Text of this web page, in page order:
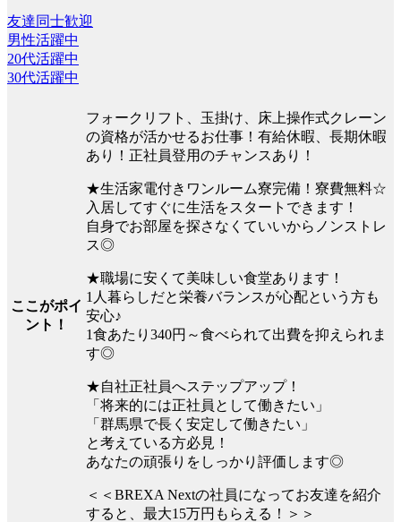
友達同士歓迎
男性活躍中
20代活躍中
30代活躍中
ここがポイ
ント！
フォークリフト、玉掛け、床上操作式クレーン
の資格が活かせるお仕事！有給休暇、長期休暇
あり！正社員登用のチャンスあり！
★生活家電付きワンルーム寮完備！寮費無料☆
入居してすぐに生活をスタートできます！
自身でお部屋を探さなくていいからノンストレ
ス◎
★職場に安くて美味しい食堂あります！
1人暮らしだと栄養バランスが心配という方も
安心♪
1食あたり340円～食べられて出費を抑えられま
す◎
★自社正社員へステップアップ！
「将来的には正社員として働きたい」
「群馬県で長く安定して働きたい」
と考えている方必見！
あなたの頑張りをしっかり評価します◎
＜＜BREXA Nextの社員になってお友達を紹介
すると、最大15万円もらえる！＞＞